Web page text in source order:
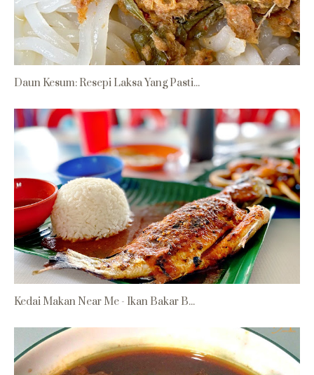
Daun Kesum: Resepi Laksa Yang Pasti...
Kedai Makan Near Me - Ikan Bakar B...